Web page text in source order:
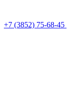
+7 (3852) 75-68-45